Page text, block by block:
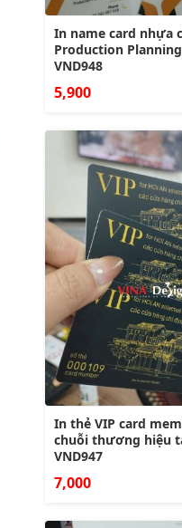
In name card nhựa
Production
VND948
5,900
In thẻ VIP card
chuỗi thương hiệu
VND947
7,000